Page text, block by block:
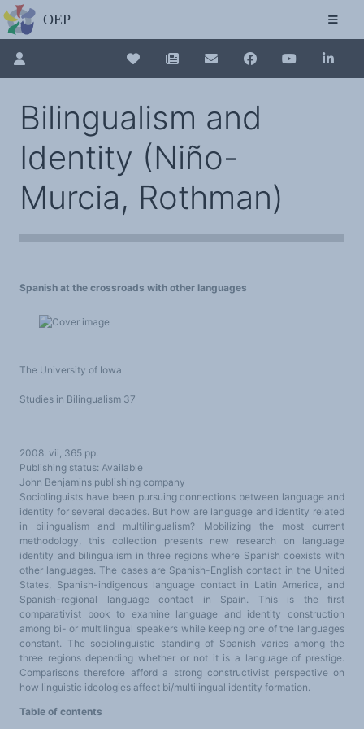
Annuaire des chercheurs
Nouveau dictionnaire des anglicismes
Découvrez le site avec Mistral IA, Deepseek, ChatGPT, etc.
La Charte européenne du plurilinguisme
Qui sommes-nous ?
Agir avec l'OEP
Contacter l'OEP
Proposer une action
Demander un stage
Régles de confidentialité
LES ACTIONS
La Lettre de l'OEP
Les éditos de l'OEP
PÔLE RECHERCHE
Bibliographie
Appels à communication ou projet
Classement thématique
L'OEP et le plurilinguisme sur CAIRN
LES FONDAMENTAUX
Langues et géopolitique - L'avenir des langues
Langues, sciences et philosophie
Science ouverte
Langues et pouvoirs
Terminologie
Textes de référence
DOSSIERS THÉMATIQUES
Education et recherche
Culture et industries culturelles
Economique et social
International
Accès au dictionnaire des anglicismes
Accéder à la plateforme pour la traduction (en construction)
Accès à la banque de données Relations internationales
Accéder au site de l'OPA (Observatoire du plurilinguisme en Afrique)
ACTUALITÉS/EVENEMENTS
Actualités
Manifestations
Les victoires du plurilinguisme
Chroniques et humeurs
Courrier des lecteurs
Morceaux choisis
Annonces
Anglicismes-anglicisation
Humour et plurilinguisme
Bilingualism and
Identity (Niño-
Murcia, Rothman)
Spanish at the crossroads with other languages
The University of Iowa
Studies in Bilingualism 37
2008. vii, 365 pp.
Publishing status: Available
John Benjamins publishing company
Sociolinguists have been pursuing connections between language and
identity for several decades. But how are language and identity related
in bilingualism and multilingualism? Mobilizing the most current
methodology, this collection presents new research on language
identity and bilingualism in three regions where Spanish coexists with
other languages. The cases are Spanish-English contact in the United
States, Spanish-indigenous language contact in Latin America, and
Spanish-regional language contact in Spain. This is the first
comparativist book to examine language and identity construction
among bi- or multilingual speakers while keeping one of the languages
constant. The sociolinguistic standing of Spanish varies among the
three regions depending whether or not it is a language of prestige.
Comparisons therefore afford a strong constructivist perspective on
how linguistic ideologies affect bi/multilingual identity formation.
Table of contents